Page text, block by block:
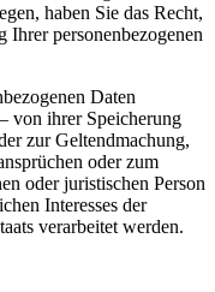
haben Sie das Recht,
Ihrer personenbezogenen
Daten
von ihrer Speicherung
zur Geltendmachung,
oder zum
oder juristischen Person
Interesses der
verarbeitet werden.